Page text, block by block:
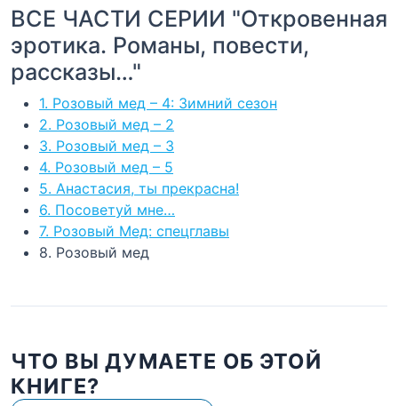
ВСЕ ЧАСТИ СЕРИИ "Откровенная
эротика. Романы, повести,
рассказы…"
1. Розовый мед – 4: Зимний сезон
2. Розовый мед – 2
3. Розовый мед – 3
4. Розовый мед – 5
5. Анастасия, ты прекрасна!
6. Посоветуй мне…
7. Розовый Мед: спецглавы
8. Розовый мед
ЧТО ВЫ ДУМАЕТЕ ОБ ЭТОЙ
КНИГЕ?